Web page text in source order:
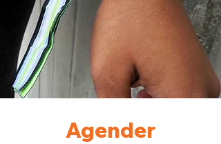
Agender